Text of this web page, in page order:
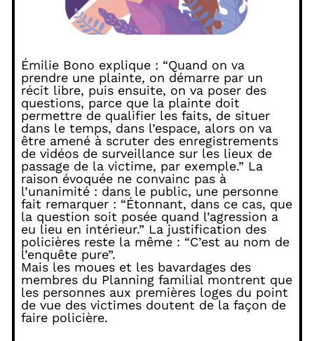
Émilie Bono explique : “Quand on va
prendre une plainte, on démarre par un
récit libre, puis ensuite, on va poser des
questions, parce que la plainte doit
permettre de qualifier les faits, de situer
dans le temps, dans l’espace, alors on va
être amené à scruter des enregistrements
de vidéos de surveillance sur les lieux de
passage de la victime, par exemple.” La
raison évoquée ne convainc pas à
l’unanimité : dans le public, une personne
fait remarquer : “Étonnant, dans ce cas, que
la question soit posée quand l’agression a
eu lieu en intérieur.” La justification des
policières reste la même : “C’est au nom de
l’enquête pure”.
Mais les moues et les bavardages des
membres du Planning familial montrent que
les personnes aux premières loges du point
de vue des victimes doutent de la façon de
faire policière.